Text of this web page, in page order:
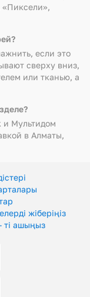
«Пиксели»,
если это
сверху вниз,
или тканью, а
и Мультидом
в Алматы,
жіберіңіз
ті ашыңыз